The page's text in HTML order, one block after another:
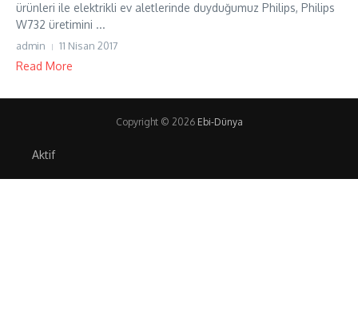
ürünleri ile elektrikli ev aletlerinde duyduğumuz Philips, Philips
W732 üretimini ...
admin 11 Nisan 2017
Read More
Copyright © 2026 Ebi-Dünya
Aktif